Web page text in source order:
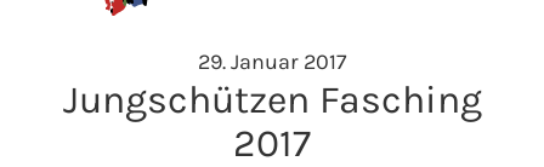
29. Januar 2017
Jungschützen Fasching
2017